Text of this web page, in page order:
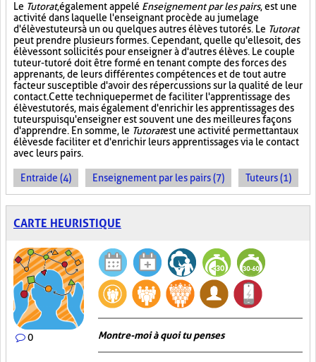
Le Tutorat, également appelé Enseignement par les pairs, est une
activité dans laquelle l'enseignant procède au jumelage
d'élèves tuteurs à un ou quelques autres élèves tutorés. Le Tutorat
peut prendre plusieurs formes. Cependant, quelle qu'elle soit, des
élèves sont sollicités pour enseigner à d'autres élèves. Le couple
tuteur-tutoré doit être formé en tenant compte des forces des
apprenants, de leurs différentes compétences et de tout autre
facteur susceptible d'avoir des répercussions sur la qualité de leur
contact. Cette technique permet de faciliter l'apprentissage des
élèves tutorés, mais également d'enrichir les apprentissages des
tuteurs puisqu'enseigner est souvent une des meilleures façons
d'apprendre. En somme, le Tutoratest une activité permettant aux
élèves de faciliter et d'enrichir leurs apprentissages via le contact
avec leurs pairs.
Entraide (4) Enseignement par les pairs (7) Tuteurs (1)
CARTE HEURISTIQUE
0 Montre-moi à quoi tu penses